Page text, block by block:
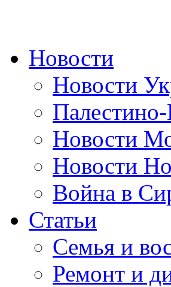
Новости
Новости
Новости
Новости
Война в
Статьи
Семья и
Ремонт и